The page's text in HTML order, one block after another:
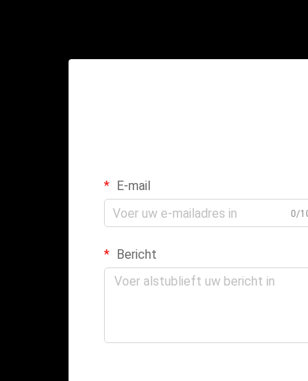
E-mail
0/
Bericht